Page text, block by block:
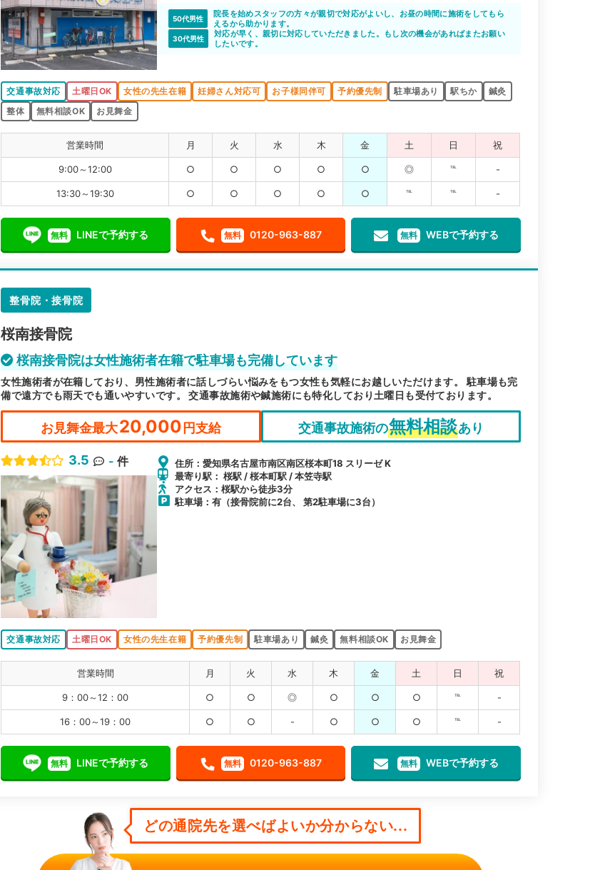
50代男性
院長を始めスタッフの方々が親切で対応がよいし、お昼の時間に施術をしてもら
えるから助かります。
30代男性
対応が早く、親切に対応していただきました。もし次の機会があればまたお願い
したいです。
交通事故対応 土曜日OK 女性の先生在籍 妊婦さん対応可 お子様同伴可 予約優先制 駐車場あり 駅ちか
鍼灸
整体
無料相談OK お見舞金
営業時間 月 火 水 木 金 土 日 祝
9:00～12:00 ○ ○ ○ ○ ○ ◎ ℡ -
13:30～19:30 ○ ○ ○ ○ ○ ℡ ℡ -
無料 LINEで予約する 無料 0120-963-887 無料 WEBで予約する
整骨院・接骨院
桜南接骨院
桜南接骨院は女性施術者在籍で駐車場も完備しています
女性施術者が在籍しており、男性施術者に話しづらい悩みをもつ女性も気軽にお越しいただけます。 駐車場も完
備で遠方でも雨天でも通いやすいです。 交通事故施術や鍼施術にも特化しており土曜日も受付ております。
お見舞金最大20,000 円支給 交通事故施術の無料相談あり
3.5 - 件
住所：愛知県名古屋市南区南区桜本町18 スリーゼ K
最寄り駅： 桜駅 / 桜本町駅 / 本笠寺駅
アクセス：桜駅から徒歩3分
駐車場：有（接骨院前に2台、 第2駐車場に3台）
交通事故対応 土曜日OK 女性の先生在籍 予約優先制 駐車場あり 鍼灸 無料相談OK お見舞金
営業時間 月 火 水 木 金 土 日 祝
9：00～12：00 ○ ○ ◎ ○ ○ ○ ℡ -
16：00～19：00 ○ ○ - ○ ○ ○ ℡ -
無料 LINEで予約する 無料 0120-963-887 無料 WEBで予約する
どの通院先を選べばよいか分からない...